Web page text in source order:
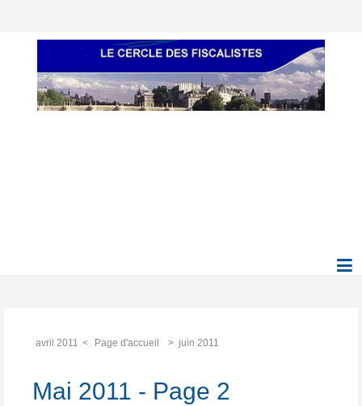
avril 2011 Page d'accueil juin 2011
Mai 2011 - Page 2